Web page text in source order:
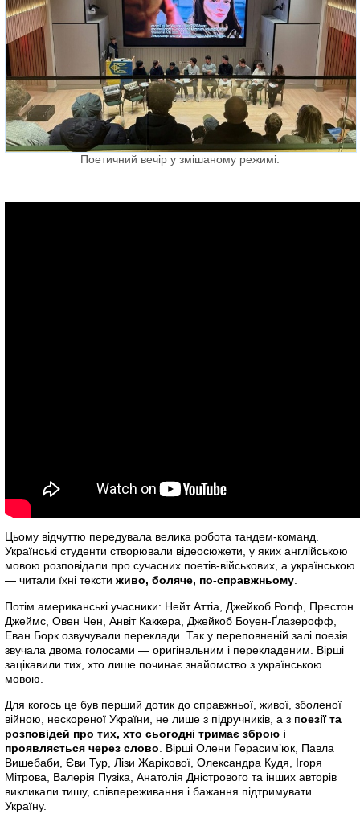
Поетичний вечір у змішаному режимі.
Цьому відчуттю передувала велика робота тандем-команд.
Українські студенти створювали відеосюжети, у яких англійською
мовою розповідали про сучасних поетів-військових, а українською
— читали їхні тексти живо, боляче, по-справжньому.
Потім американські учасники: Нейт Аттіа, Джейкоб Ролф, Престон
Джеймс, Овен Чен, Анвіт Каккера, Джейкоб Боуен-Ґлазерофф,
Еван Борк озвучували переклади. Так у переповненій залі поезія
звучала двома голосами — оригінальним і перекладеним. Вірші
зацікавили тих, хто лише починає знайомство з українською
мовою.
Для когось це був перший дотик до справжньої, живої, зболеної
війною, нескореної України, не лише з підручників, а з поезії та
розповідей про тих, хто сьогодні тримає зброю і
проявляється через слово . Вірші Олени Герасим’юк, Павла
Вишебаби, Єви Тур, Лізи Жарікової, Олександра Кудя, Ігоря
Мітрова, Валерія Пузіка, Анатолія Дністрового та інших авторів
викликали тишу, співпереживання і бажання підтримувати
Україну.